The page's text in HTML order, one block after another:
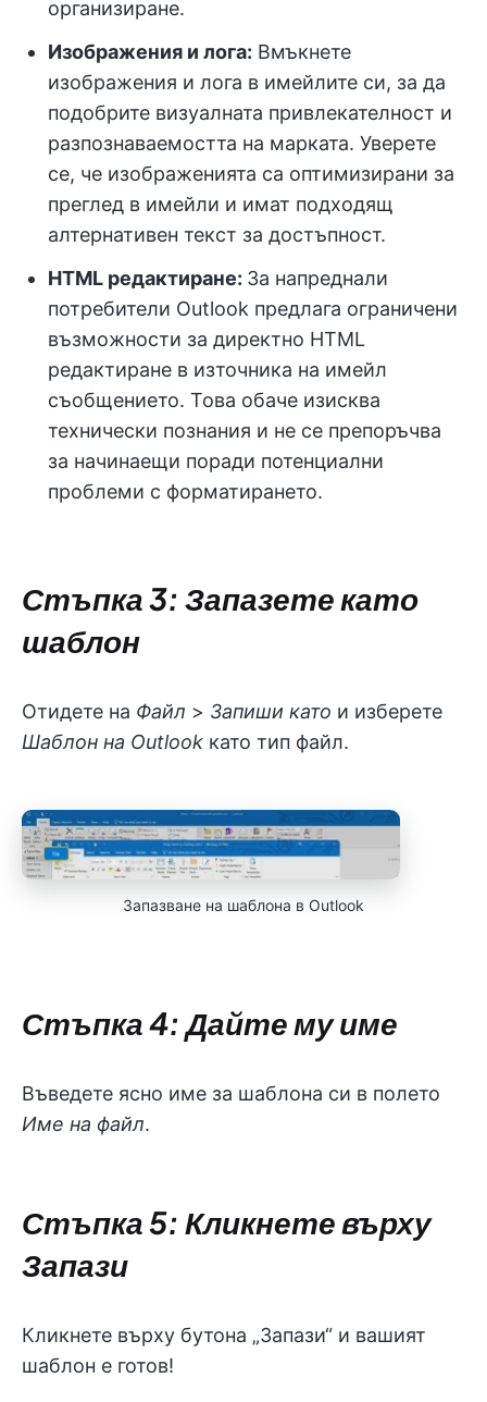
организиране.
Изображения и лога: Вмъкнете
изображения и лога в имейлите си, за да
подобрите визуалната привлекателност и
разпознаваемостта на марката. Уверете
се, че изображенията са оптимизирани за
преглед в имейли и имат подходящ
алтернативен текст за достъпност.
HTML редактиране: За напреднали
потребители Outlook предлага ограничени
възможности за директно HTML
редактиране в източника на имейл
съобщението. Това обаче изисква
технически познания и не се препоръчва
за начинаещи поради потенциални
проблеми с форматирането.
Стъпка 3: Запазете като
шаблон
Отидете на Файл > Запиши като и изберете
Шаблон на Outlook като тип файл.
Запазване на шаблона в Outlook
Стъпка 4: Дайте му име
Въведете ясно име за шаблона си в полето
Име на файл.
Стъпка 5: Кликнете върху
Запази
Кликнете върху бутона „Запази“ и вашият
шаблон е готов!